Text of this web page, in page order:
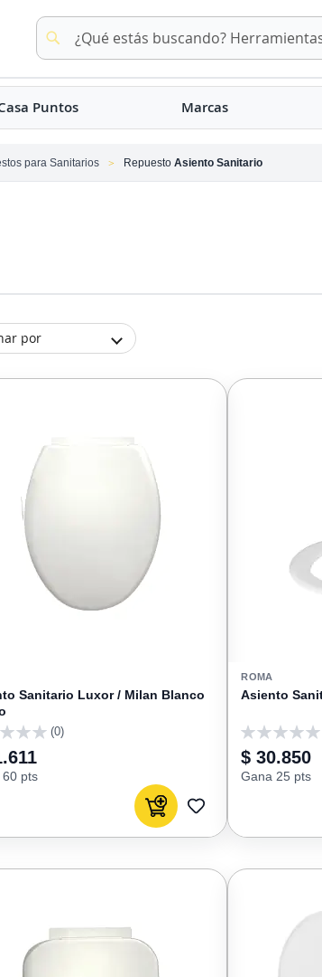
Buscar
Buscar
Puntos Marcas
para Sanitarios Repuesto Asiento Sanitario
por
Sanitario Luxor / Milan Blanco
(0)
pts
Agregar al carrito
AGREGAR
FAVORITOS
ROMA
Asiento
$ 30.850
Gana 25 pts